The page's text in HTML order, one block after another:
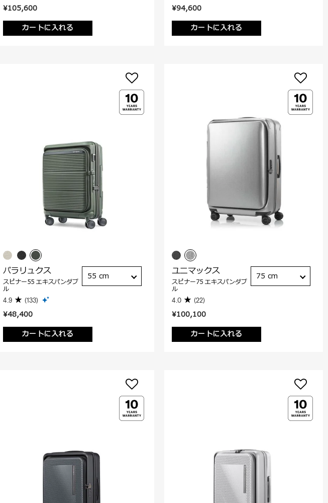
¥105,600
カートに入れる
¥94,600
カートに入れる
¥48,400
カートに入れる
パラリュクス
スピナー55 エキスパンダブ
ル
4.9 (133)
55 cm
¥100,100
カートに入れる
ユニマックス
スピナー75 エキスパンダブ
ル
4.0 (22)
75 cm